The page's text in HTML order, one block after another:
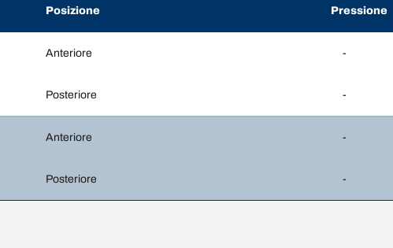
Posizione Pressione
Anteriore -
Posteriore -
Anteriore -
Posteriore -